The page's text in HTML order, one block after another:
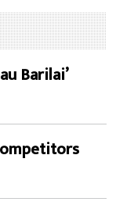
Barilai’